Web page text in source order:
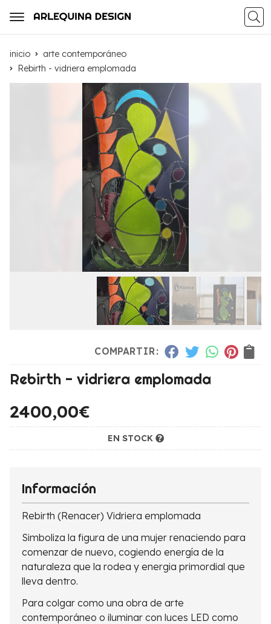
inicio
arte contemporáneo
Rebirth - vidriera emplomada
COMPARTIR:
Rebirth - vidriera emplomada
2400,00€
EN STOCK
Información
Rebirth (Renacer) Vidriera emplomada
Simboliza la figura de una mujer renaciendo para
comenzar de nuevo, cogiendo energía de la
naturaleza que la rodea y energia primordial que
lleva dentro.
Para colgar como una obra de arte
contemporáneo o iluminar con luces LED como